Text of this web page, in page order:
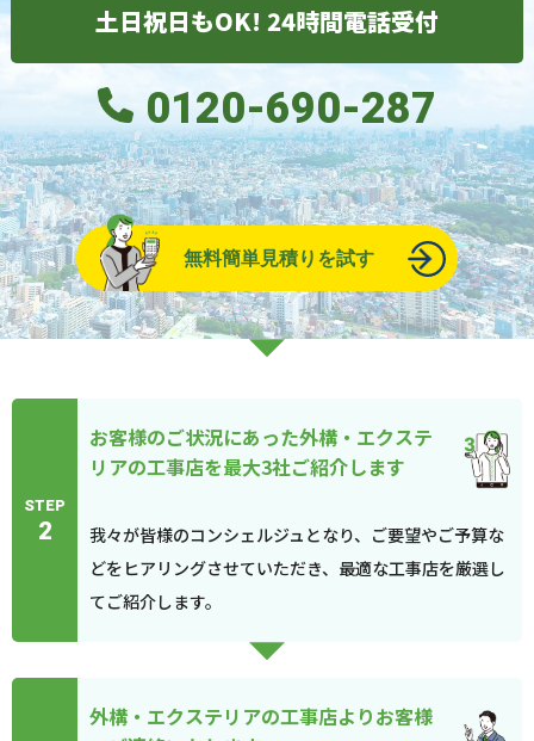
土日祝日もOK! 24時間電話受付
0120-690-287
無料簡単見積りを試す
STEP
2
お客様のご状況にあった外構・エクステ
リアの工事店を最大3社ご紹介します
我々が皆様のコンシェルジュとなり、ご要望やご予算な
どをヒアリングさせていただき、最適な工事店を厳選し
てご紹介します。
外構・エクステリアの工事店よりお客様